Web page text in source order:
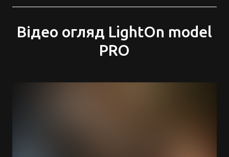
Відео огляд LightOn model
PRO